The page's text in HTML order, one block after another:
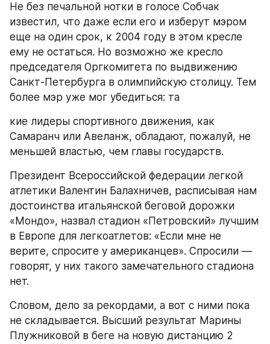
Не без печальной нотки в голосе Собчак
известил, что даже если его и изберут мэром
еще на один срок, к 2004 году в этом кресле
ему не остаться. Но возможно же кресло
председателя Оргкомитета по выдвижению
Санкт-Петербурга в олимпийскую столицу. Тем
более мэр уже мог убедиться: та
кие лидеры спортивного движения, как
Самаранч или Авеланж, обладают, пожалуй, не
меньшей властью, чем главы государств.
Президент Всероссийской федерации легкой
атлетики Валентин Балахничев, расписывая нам
достоинства итальянской беговой дорожки
«Мондо», назвал стадион «Петровский» лучшим
в Европе для легкоатлетов: «Если мне не
верите, спросите у американцев». Спросили —
говорят, у них такого замечательного стадиона
нет.
Словом, дело за рекордами, а вот с ними пока
не складывается. Высший результат Марины
Плужниковой в беге на новую дистанцию 2